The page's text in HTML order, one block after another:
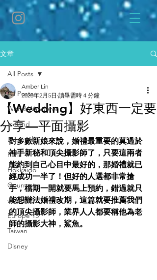
文章
All Posts
World Wanderer
Iceland
Denmark
Paris
Hokkaido
Gourmet
wedding
Europe'15
Taiwan
Disney
All Posts
【Wedding】好東西一定要
分享—平面攝影
Amber Lin
2020年2月5日 讀畢需時 4 分鐘
對多數新娘來說，婚禮最重要的莫過於
神手新秘和頂尖攝影師了，只要這兩者
能約到自己心目中最好的，那婚禮就已
經成功一半了！但好的人選都非常搶
手，檔期一開就要馬上預約，錯過就只
能想辦法婚禮改期，這篇就要推薦我們
的頂尖攝影師，業界人人都要稱他為老
師的攝影大神，鯊魚。